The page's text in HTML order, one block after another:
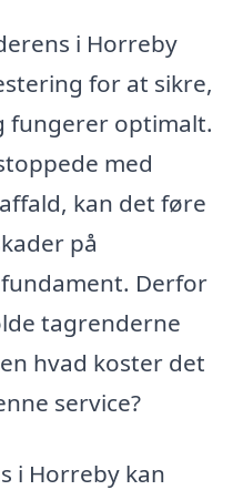
i Horreby
for at sikre,
fungerer optimalt.
med
kan det føre
på
Derfor
tagrenderne
hvad koster det
service?
i Horreby kan